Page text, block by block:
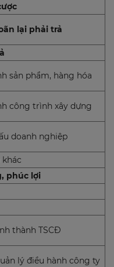
lại phải trả
sản phẩm, hàng hóa
công trình xây dựng
doanh nghiệp
phúc lợi
thành TSCĐ
lý điều hành công ty